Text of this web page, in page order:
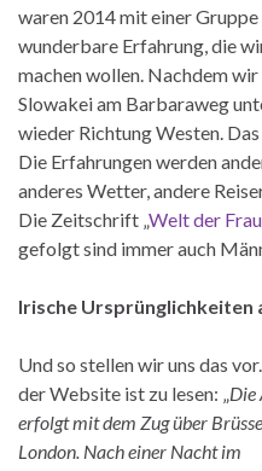
waren 2014 mit einer
wunderbare Erfahrung, die
machen wollen. Nachdem
Slowakei am Barbaraweg
wieder Richtung Westen.
Die Erfahrungen werden
anderes Wetter, andere
Die Zeitschrift „ Welt der Frau
gefolgt sind immer auch
Irische Ursprünglichkeiten
Und so stellen wir uns das
der Website ist zu lesen: „ Die
erfolgt mit dem Zug über
London. Nach einer Nacht im